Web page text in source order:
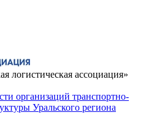
логистическая ассоциация»
организаций транспортно-
Уральского региона